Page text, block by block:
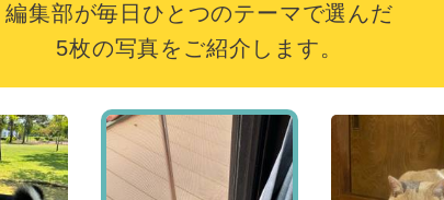
編集部が毎日ひとつのテーマで選んだ
5枚の写真をご紹介します。